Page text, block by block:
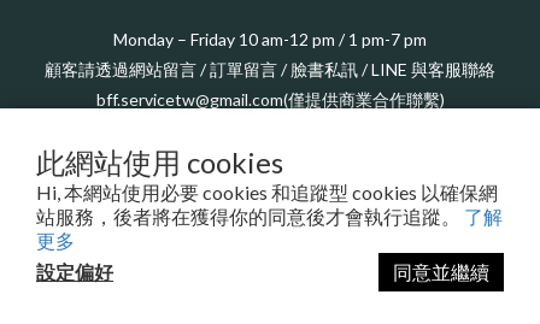
此網站使用 cookies
Hi, 本網站使用必要 cookies 和追蹤型 cookies 以確保網
站服務，後者將在獲得你的同意後才會執行追蹤。 了解
更多
設定偏好
同意並繼續
Monday – Friday 10 am-12 pm / 1 pm-7 pm
顧客請透過網站留言 / 訂單留言 / 臉書私訊 / LINE 與客服聯絡
bff.servicetw@gmail.com(僅提供商業合作聯繫)
$TWD